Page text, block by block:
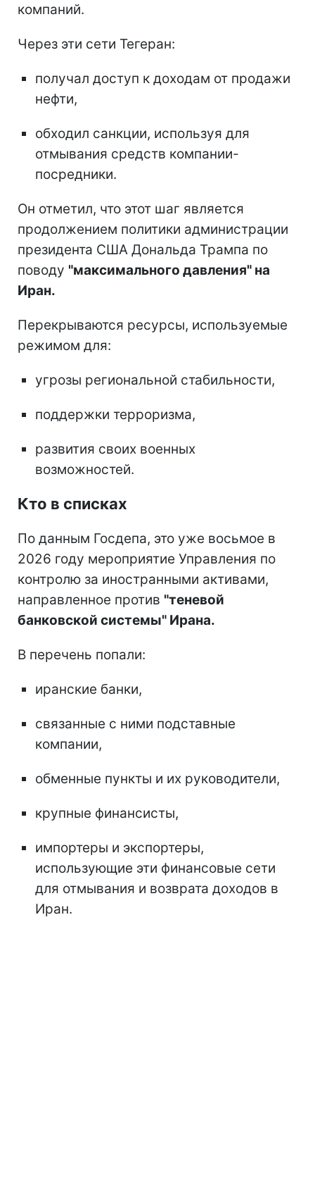
компаний.
Через эти сети Тегеран:
получал доступ к доходам от продажи
нефти,
обходил санкции, используя для
отмывания средств компании-
посредники.
Он отметил, что этот шаг является
продолжением политики администрации
президента США Дональда Трампа по
поводу "максимального давления" на
Иран.
Перекрываются ресурсы, используемые
режимом для:
угрозы региональной стабильности,
поддержки терроризма,
развития своих военных
возможностей.
Кто в списках
По данным Госдепа, это уже восьмое в
2026 году мероприятие Управления по
контролю за иностранными активами,
направленное против "теневой
банковской системы" Ирана.
В перечень попали:
иранские банки,
связанные с ними подставные
компании,
обменные пункты и их руководители,
крупные финансисты,
импортеры и экспортеры,
использующие эти финансовые сети
для отмывания и возврата доходов в
Иран.